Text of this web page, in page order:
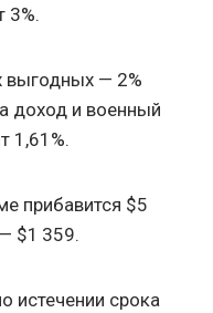
3%.
выгодных — 2%
доход и военный
1,61%.
прибавится $5
$1 359.
истечении срока